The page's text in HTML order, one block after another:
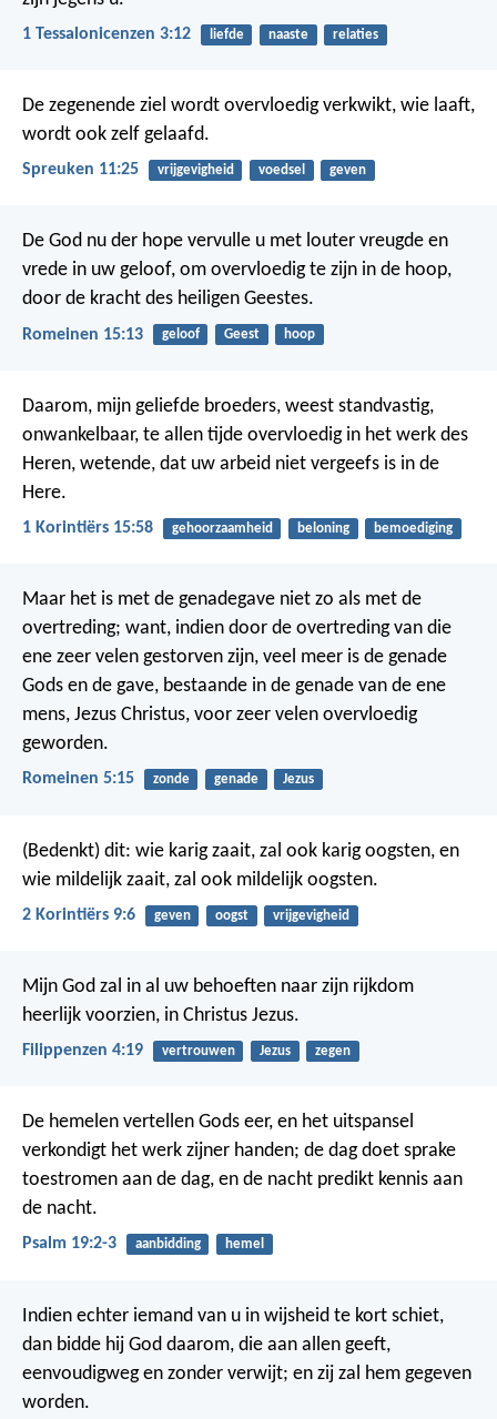
1 Tessalonicenzen 3:12 liefde naaste relaties
De zegenende ziel wordt overvloedig verkwikt, wie laaft,
wordt ook zelf gelaafd.
Spreuken 11:25 vrijgevigheid voedsel geven
De God nu der hope vervulle u met louter vreugde en
vrede in uw geloof, om overvloedig te zijn in de hoop,
door de kracht des heiligen Geestes.
Romeinen 15:13 geloof Geest hoop
Daarom, mijn geliefde broeders, weest standvastig,
onwankelbaar, te allen tijde overvloedig in het werk des
Heren, wetende, dat uw arbeid niet vergeefs is in de
Here.
1 Korintiërs 15:58 gehoorzaamheid beloning bemoediging
Maar het is met de genadegave niet zo als met de
overtreding; want, indien door de overtreding van die
ene zeer velen gestorven zijn, veel meer is de genade
Gods en de gave, bestaande in de genade van de ene
mens, Jezus Christus, voor zeer velen overvloedig
geworden.
Romeinen 5:15 zonde genade Jezus
(Bedenkt) dit: wie karig zaait, zal ook karig oogsten, en
wie mildelijk zaait, zal ook mildelijk oogsten.
2 Korintiërs 9:6 geven oogst vrijgevigheid
Mijn God zal in al uw behoeften naar zijn rijkdom
heerlijk voorzien, in Christus Jezus.
Filippenzen 4:19 vertrouwen Jezus zegen
De hemelen vertellen Gods eer, en het uitspansel
verkondigt het werk zijner handen; de dag doet sprake
toestromen aan de dag, en de nacht predikt kennis aan
de nacht.
Psalm 19:2-3 aanbidding hemel
Indien echter iemand van u in wijsheid te kort schiet,
dan bidde hij God daarom, die aan allen geeft,
eenvoudigweg en zonder verwijt; en zij zal hem gegeven
worden.